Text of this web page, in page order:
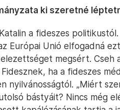
ki szeretné
a fideszes
Európai Unió elfogadná
megsért.
Fidesznek, ha a fideszes
nyilvánosságtól. „Miért
bástyáit? Nincs még